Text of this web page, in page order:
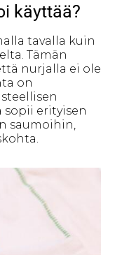
käyttää?
tavalla kuin
Tämän
nurjalla ei ole
on
sopii erityisen
saumoihin,